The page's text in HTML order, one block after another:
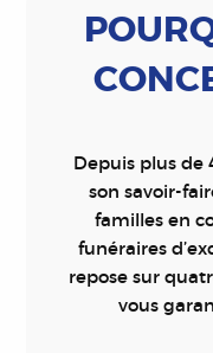
Depuis plus de
son savoir-
familles en
funéraires
repose sur
vous